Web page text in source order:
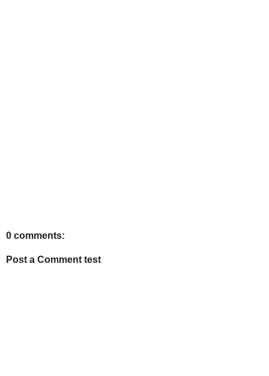
0 comments:
Post a Comment test